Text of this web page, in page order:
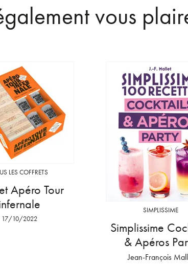
vous
LES COFFRETS
Apéro Tour
17/10/2022
SIMPLISSIME
Simplissime
& Apéros
Jean-François